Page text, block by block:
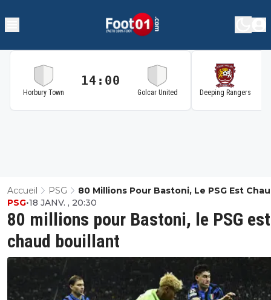
Horbury Town
14:00
Golcar United Deeping Rangers
Accueil PSG
80 Millions Pour Bastoni, Le PSG Est
Bouillant
80 millions pour Bastoni, le PSG est
chaud bouillant
PSG•18 JANV. , 20:30